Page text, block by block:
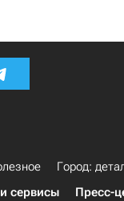
Город:
сервисы Пресс-